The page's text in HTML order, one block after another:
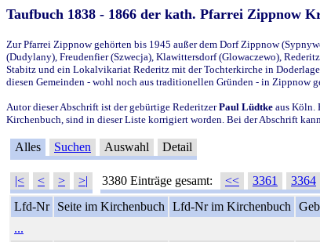
Taufbuch 1838 - 1866 der kath. Pfarrei Zippnow
Zur Pfarrei Zippnow gehörten bis 1945 außer dem Dorf Zippnow
(Dudylany), Freudenfier (Szwecja), Klawittersdorf (Glowaczewo),
Stabitz und ein Lokalvikariat Rederitz mit der Tochterkirche in
diesen Gemeinden - wohl noch aus traditionellen Gründen - in Zippnow
Autor dieser Abschrift ist der gebürtige RederitzerPaul Lüdtke aus Köln.
Kirchenbuch, sind in dieser Liste korrigiert worden. Bei der Abschrift
Alles Suchen Auswahl Detail
|< < > >| 3380 Einträge gesamt: << 3361 3364
Lfd-Nr
Seite im Kirchenbuch Lfd-Nr im Kirchenbuch
...